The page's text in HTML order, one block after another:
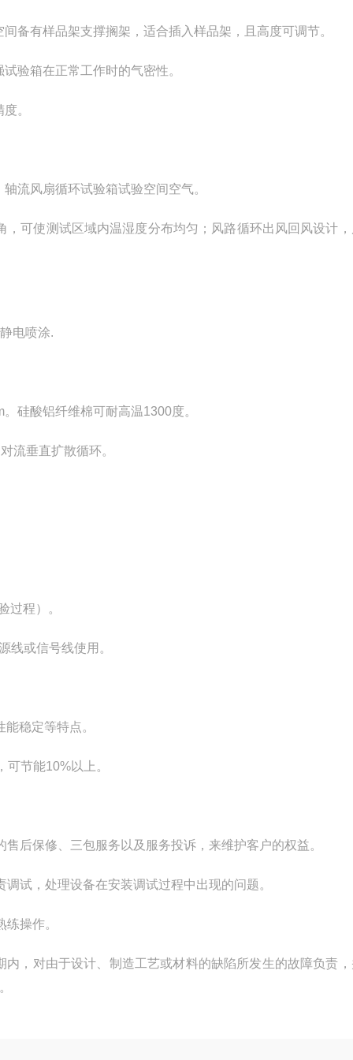
备有样品架支撑搁架，适合插入样品架，且高度可调节。
验箱在正常工作时的气密性。
。
流风扇循环试验箱试验空间空气。
可使测试区域内温湿度分布均匀；风路循环出风回风设计
电喷涂.
硅酸铝纤维棉可耐高温1300度。
流垂直扩散循环。
过程）。
线或信号线使用。
稳定等特点。
节能10%以上。
后保修、三包服务以及服务投诉，来维护客户的权益。
试，处理设备在安装调试过程中出现的问题。
操作。
，对由于设计、制造工艺或材料的缺陷所发生的故障负责